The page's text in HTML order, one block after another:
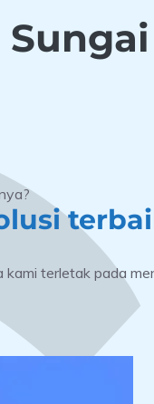
terletak pada